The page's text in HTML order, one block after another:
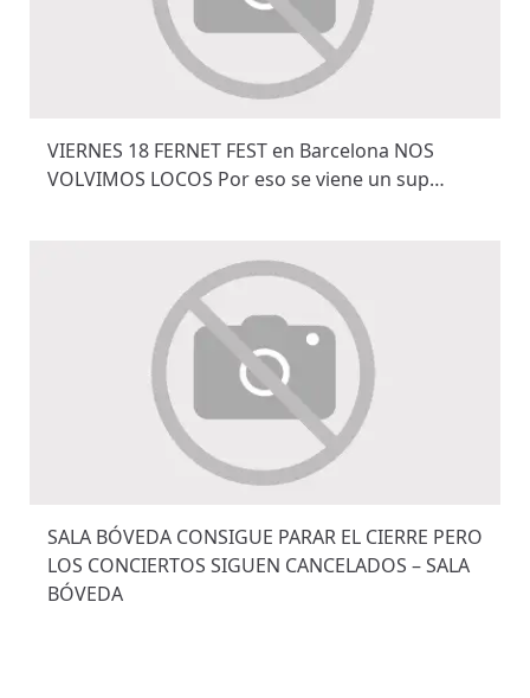
VIERNES 18 FERNET FEST en Barcelona NOS
VOLVIMOS LOCOS Por eso se viene un sup…
SALA BÓVEDA CONSIGUE PARAR EL CIERRE PERO
LOS CONCIERTOS SIGUEN CANCELADOS – SALA
BÓVEDA